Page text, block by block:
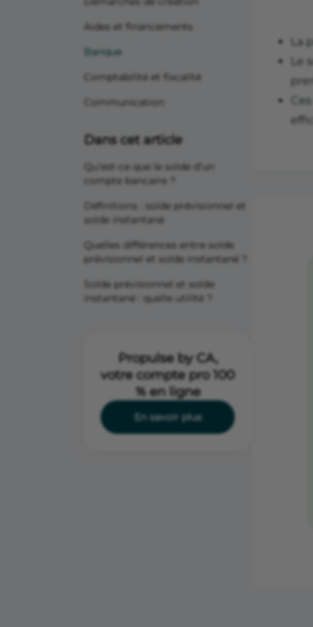
Aides et financements
Banque
Comptabilité et fiscalité
Communication
Dans cet article
Qu’est-ce que le solde d’un
compte bancaire ?
Définitions : solde prévisionnel et
solde instantané
Quelles différences entre solde
prévisionnel et solde instantané ?
Solde prévisionnel et solde
instantané : quelle utilité ?
Propulse by CA,
votre compte pro 100
% en ligne
En savoir plus
Le